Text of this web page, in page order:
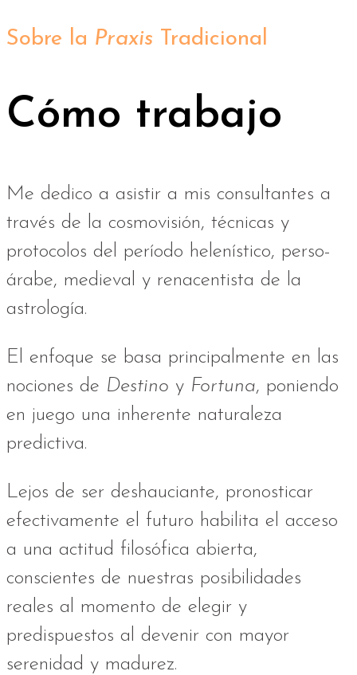
Sobre la Praxis Tradicional
Cómo trabajo
Me dedico a asistir a mis consultantes a
través de la cosmovisión, técnicas y
protocolos del período helenístico, perso-
árabe, medieval y renacentista de la
astrología.
El enfoque se basa principalmente en las
nociones de Destino y Fortuna, poniendo
en juego una inherente naturaleza
predictiva.
Lejos de ser deshauciante, pronosticar
efectivamente el futuro habilita el acceso
a una actitud filosófica abierta,
conscientes de nuestras posibilidades
reales al momento de elegir y
predispuestos al devenir con mayor
serenidad y madurez.